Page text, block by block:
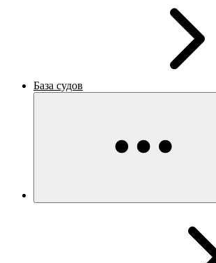
База судов